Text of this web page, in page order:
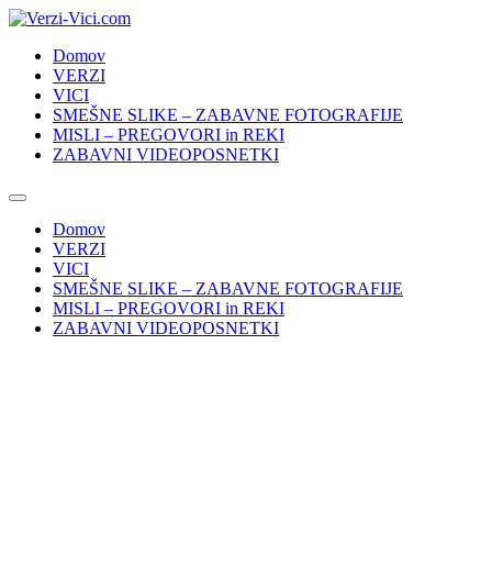
Skip
contentDomov
VERZI
VICI
SMEŠNE SLIKE – ZABAVNE FOTOGRAFIJE
MISLI – PREGOVORI in REKI
ZABAVNI VIDEOPOSNETKI
Domov
VERZI
VICI
SMEŠNE SLIKE – ZABAVNE FOTOGRAFIJE
MISLI – PREGOVORI in REKI
ZABAVNI VIDEOPOSNETKI